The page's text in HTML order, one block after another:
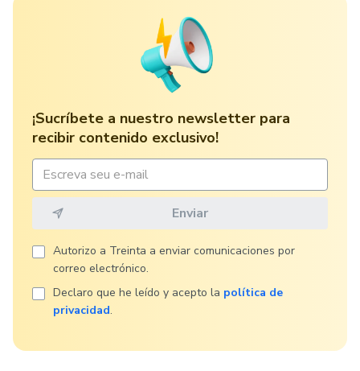
¡Sucríbete a nuestro newsletter para
recibir contenido exclusivo!
Autorizo ​​a Treinta a enviar comunicaciones por
correo electrónico.
Declaro que he leído y acepto la política de
privacidad.